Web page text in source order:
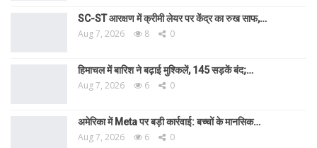
SC-ST आरक्षण में क्रीमी लेयर पर केंद्र का रुख साफ,…
Aug 7, 2026 8 0
हिमाचल में बारिश ने बढ़ाई मुश्किलें, 145 सड़कें बंद;…
Aug 7, 2026 6 0
अमेरिका में Meta पर बड़ी कार्रवाई: बच्चों के मानसिक…
Aug 7, 2026 6 0